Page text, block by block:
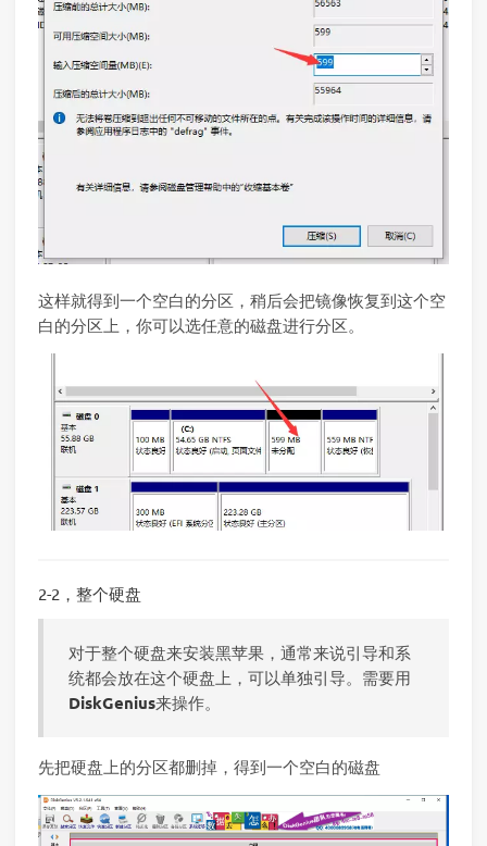
这样就得到一个空白的分区，稍后会把镜像恢复到这个空
白的分区上，你可以选任意的磁盘进行分区。
2-2，整个硬盘
对于整个硬盘来安装黑苹果，通常来说引导和系
统都会放在这个硬盘上，可以单独引导。需要用
DiskGenius来操作。
先把硬盘上的分区都删掉，得到一个空白的磁盘